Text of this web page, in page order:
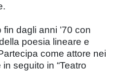
dagli anni ’70 con
poesia lineare e
come attore nei
seguito in “Teatro